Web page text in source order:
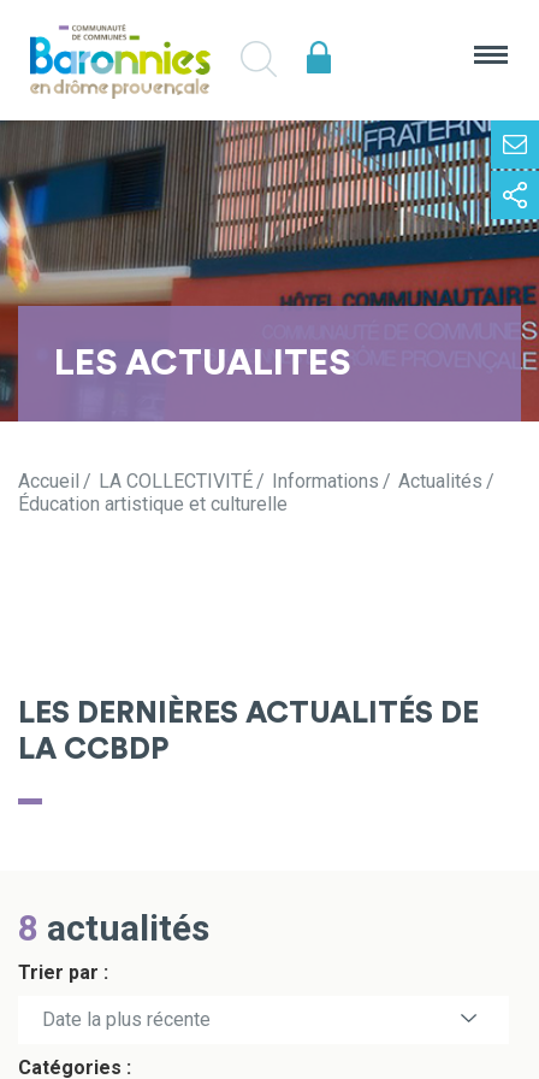
LES ACTUALITES
Accueil LA COLLECTIVITÉ Informations
Actualités
Éducation artistique et culturelle
LES DERNIÈRES ACTUALITÉS DE
LA CCBDP
8 actualités
Trier par :
Date la plus récente
Date la plus ancienne
Catégories :